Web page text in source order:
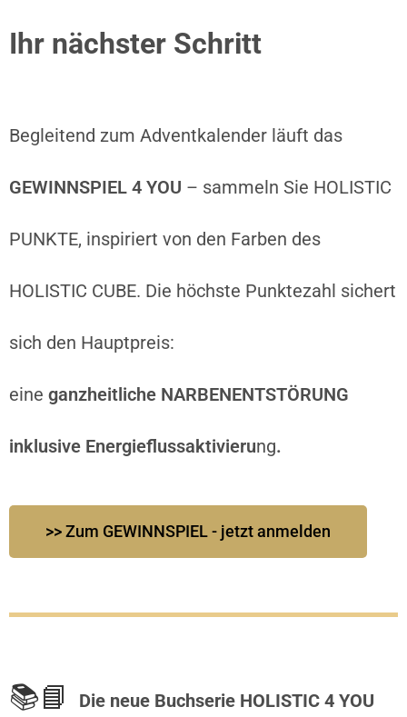
Ihr nächster Schritt
Begleitend zum Adventkalender läuft das
GEWINNSPIEL 4 YOU – sammeln Sie HOLISTIC
PUNKTE, inspiriert von den Farben des
HOLISTIC CUBE. Die höchste Punktezahl sichert
sich den Hauptpreis:
eine ganzheitliche NARBENENTSTÖRUNG
inklusive Energieflussaktivierung.
>> Zum GEWINNSPIEL - jetzt anmelden
📚📘 Die neue Buchserie HOLISTIC 4 YOU